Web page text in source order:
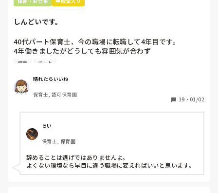
り休憩取ってもらいたい思いがあります。
えてすらいないでしょうし、かといってそれを話したところ
しんどいです。
40代パート保育士、今の職場に転職して4年目です。
4年働きましたがどうしても雰囲気が合わず
退職しようと思っています。
周りの職員は、勤続10年以上から何十年という先生がほとん
どです。
保護者子どもの愚痴悪口が多く、
今で言う不適切保育も
仕方ないよね
もう何も言わずに
子どもの言いなりになればいいんだね
などいう意見で…
上の先生に相談することは難しそうです。
退職 パート
晴れたらいいね
保育士, 認可保育園
19 ・ 01/02
らい
保育士, 保育園
辞めることは逃げではありませんよ。
よくない環境なら早目に違う職場に変えればいいと思います。